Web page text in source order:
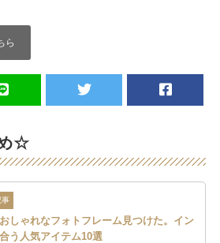
ら
☆
事
しゃれなフォトフレーム見つけた。イン
う人気アイテム10選